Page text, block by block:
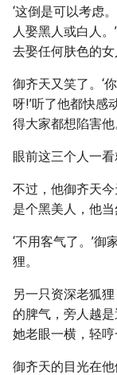
‘这倒是可以考虑
人娶黑人或白人
去娶任何肤色的女
御齐天又笑了。‘
呀!’听了他都快感
得大家都想陷害他
眼前这三个人一
不过，他御齐天
是个黑美人，他
‘不用客气了。’
狸。
另一只资深老狐
的脾气，旁人越
她老眼一横，轻哼
御齐天的目光在